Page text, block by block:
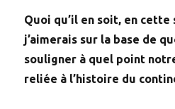
Quoi qu’il en soit, en
j’aimerais sur la base de
souligner à quel point
reliée à l’histoire du